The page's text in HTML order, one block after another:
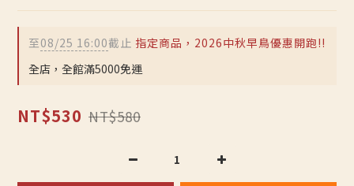
至08/25 16:00截止 指定商品，2026中秋早鳥優惠開跑!!
全店，全館滿5000免運
NT$530 NT$580